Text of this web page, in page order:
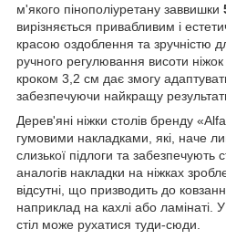
м'якого пінополіуретану заввишки
вирізняється привабливим і
красою оздоблення та зручністю
ручного регулювання висоти ніжок
кроком 3,2 см дає змогу
забезпечуючи найкращу
Дерев'яні ніжки столів бренду
гумовими накладками, які, наче
слизької підлоги та забезпечують
аналогів накладки на ніжках
відсутні, що призводить до
наприклад на кахлі або ламінаті.
стіл може рухатися туди-сюди.